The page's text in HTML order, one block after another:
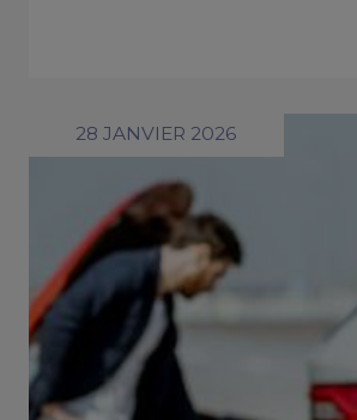
28 JANVIER 2026